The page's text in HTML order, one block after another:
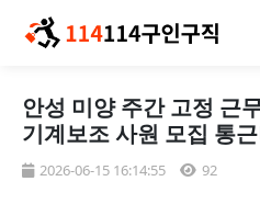
안성 미양 주간 고정 근
기계보조 사원 모집 통
2026-06-15 16:14:55 92